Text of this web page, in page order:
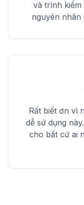
và trình
nguyên nhân
Rất biết ơn vì
dễ sử dụng
cho bất cứ ai